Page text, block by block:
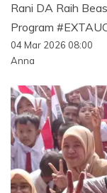
Rani DA Raih
Program
04 Mar 2026 08:00
Anna